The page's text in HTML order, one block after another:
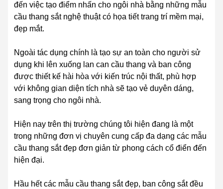
đến việc tạo điểm nhấn cho ngôi nhà bằng những mẫu
cầu thang sắt nghệ thuật có họa tiết trang trí mềm mại,
đẹp mắt.
Ngoài tác dụng chính là tạo sự an toàn cho người sử
dụng khi lên xuống lan can cầu thang và ban công
được thiết kế hài hòa với kiến trúc nội thất, phù hợp
với không gian diện tích nhà sẽ tạo vẻ duyên dáng,
sang trọng cho ngôi nhà.
Hiện nay trên thị trường chúng tôi hiện đang là một
trong những đơn vị chuyên cung cấp đa dạng các mẫu
cầu thang sắt đẹp đơn giản từ phong cách cổ điển đến
hiện đại.
Hầu hết các mẫu cầu thang sắt đẹp, ban công sắt đều